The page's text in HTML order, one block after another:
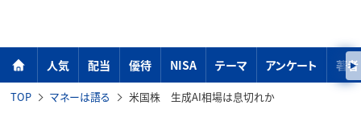
人気 配当 優待 NISA テーマ アンケート 著者
TOP マネーは語る 米国株 生成AI相場は息切れか